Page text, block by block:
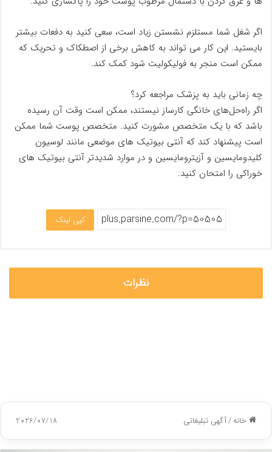
اگر شغل شما مستلزم نشستن زیاد است، سعی کنید به دفعات بیشتر
بایستید. این کار می تواند به کاهش برخی از اصطکاک و تحریک که
ممکن است منجر به فولیکولیت شود کمک کند.
چه زمانی باید به پزشک مراجعه کرد؟
اگر راه‌حل‌های خانگی کارساز نیستند، ممکن است وقت آن رسیده
باشد که با یک متخصص مشورت کنید. متخصص پوست شما ممکن
است پیشنهاد کند که آنتی بیوتیک های موضعی مانند لوسیون
کلیدومایسین و آزیترومایسین و در موارد شدیدتر آنتی بیوتیک های
خوراکی را امتحان کنید.
کپی لینک
نظرات